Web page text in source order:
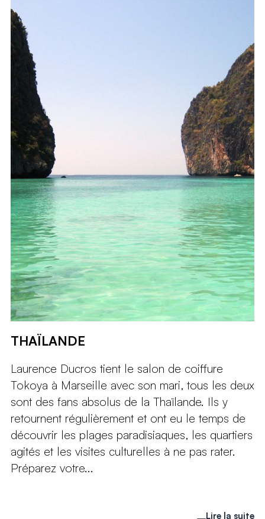
THAÏLANDE
Laurence Ducros tient le salon de coiffure
Tokoya à Marseille avec son mari, tous les deux
sont des fans absolus de la Thaïlande. Ils y
retournent régulièrement et ont eu le temps de
découvrir les plages paradisiaques, les quartiers
agités et les visites culturelles à ne pas rater.
Préparez votre...
Lire la suite